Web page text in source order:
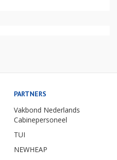
PARTNERS
Vakbond Nederlands
Cabinepersoneel
TUI
NEWHEAP